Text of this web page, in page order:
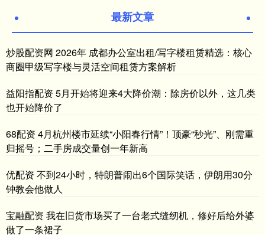
最新文章
炒股配资网 2026年 成都办公室出租/写字楼租赁精选：核心
商圈甲级写字楼与灵活空间租赁方案解析
益阳指配资 5月开始将迎来4大降价潮：除房价以外，这几类
也开始降价了
68配资 4月杭州楼市延续“小阳春行情”！顶豪“秒光”、刚需重
归摇号；二手房成交量创一年新高
优配资 不到24小时，特朗普闹出6个国际笑话，伊朗用30分
钟教会他做人
宝融配资 我在旧货市场买了一台老式缝纫机，修好后给外婆
做了一条裙子